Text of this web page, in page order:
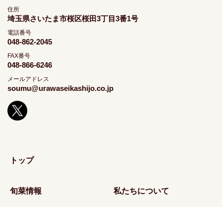
住所
埼玉県さいたま市桜区桜田3丁目3番1号
電話番号
048-862-2045
FAX番号
048-866-6246
メールアドレス
soumu@urawaseikashijo.co.jp
トップ
旬菜情報 私たちについて